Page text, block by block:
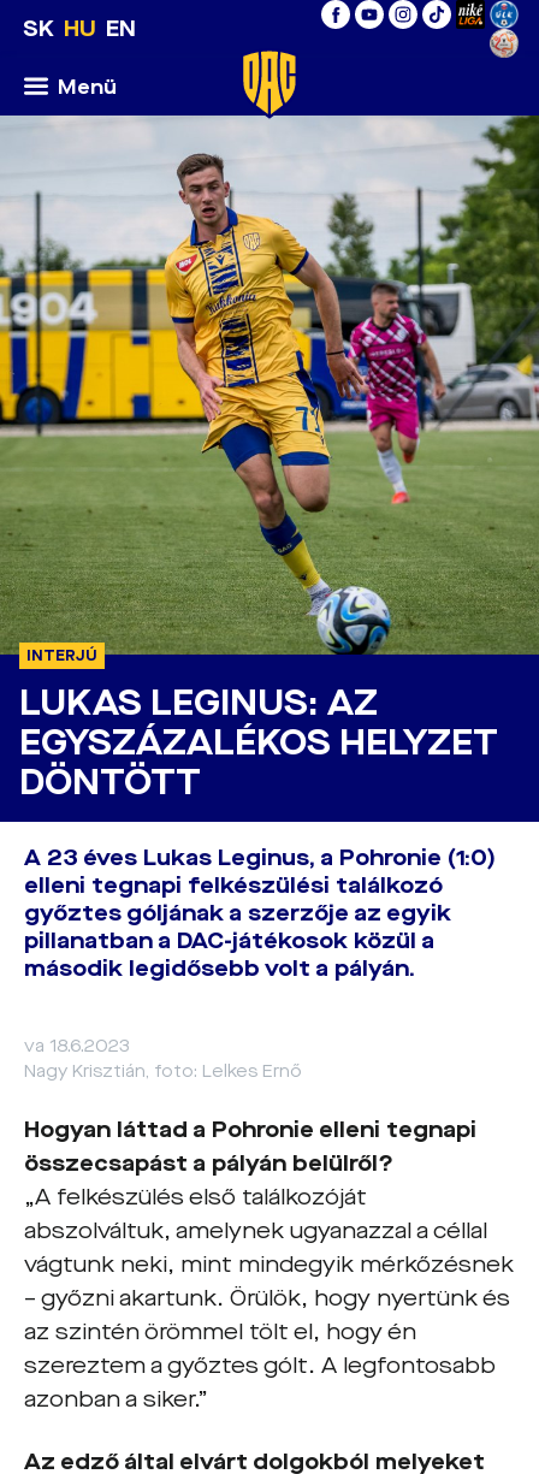
SK HU EN
Menü
INTERJÚ
LUKAS LEGINUS: AZ
EGYSZÁZALÉKOS HELYZET
DÖNTÖTT
A 23 éves Lukas Leginus, a Pohronie (1:0)
elleni tegnapi felkészülési találkozó
győztes góljának a szerzője az egyik
pillanatban a DAC-játékosok közül a
második legidősebb volt a pályán.
va 18.6.2023
Nagy Krisztián, foto: Lelkes Ernő
Hogyan láttad a Pohronie elleni tegnapi
összecsapást a pályán belülről?
„A felkészülés első találkozóját
abszolváltuk, amelynek ugyanazzal a céllal
vágtunk neki, mint mindegyik mérkőzésnek
– győzni akartunk. Örülök, hogy nyertünk és
az szintén örömmel tölt el, hogy én
szereztem a győztes gólt. A legfontosabb
azonban a siker.”
Az edző által elvárt dolgokból melyeket